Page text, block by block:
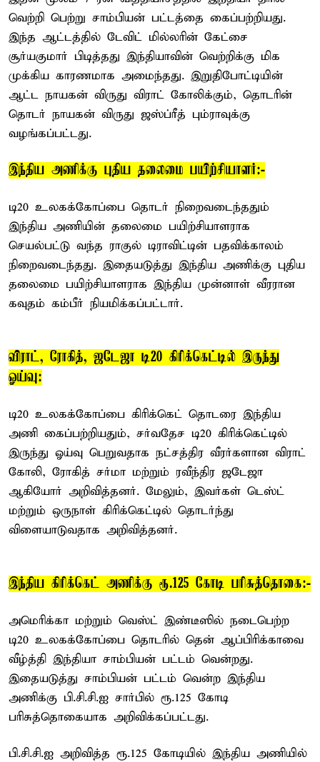
வெற்றி பெற்று சாம்பியன் பட்டத்தை கைப்பற்றியது.
இந்த ஆட்டத்தில் டேவிட் மில்லரின் கேட்சை
சூர்யகுமார் பிடித்தது இந்தியாவின் வெற்றிக்கு மிக
முக்கிய காரணமாக அமைந்தது. இறுதிபோட்டியின்
ஆட்ட நாயகன் விருது விராட் கோலிக்கும், தொடரின்
தொடர் நாயகன் விருது ஜஸ்ப்ரீத் பும்ராவுக்கு
வழங்கப்பட்டது.
இந்திய அணிக்கு புதிய தலைமை பயிற்சியாளர்:-
டி20 உலகக்கோப்பை தொடர் நிறைவடைந்ததும்
இந்திய அணியின் தலைமை பயிற்சியாளராக
செயல்பட்டு வந்த ராகுல் டிராவிட்டின் பதவிக்காலம்
நிறைவடைந்தது. இதையடுத்து இந்திய அணிக்கு புதிய
தலைமை பயிற்சியாளராக இந்திய முன்னாள் வீரரான
கவுதம் கம்பீர் நியமிக்கப்பட்டார்.
விராட், ரோகித், ஜடேஜா டி20 கிரிக்கெட்டில் இருந்து
ஓய்வு:
டி20 உலகக்கோப்பை கிரிக்கெட் தொடரை இந்திய
அணி கைப்பற்றியதும், சர்வதேச டி20 கிரிக்கெட்டில்
இருந்து ஓய்வு பெறுவதாக நட்சத்திர வீரர்களான விராட்
கோலி, ரோகித் சர்மா மற்றும் ரவீந்திர ஜடேஜா
ஆகியோர் அறிவித்தனர். மேலும், இவர்கள் டெஸ்ட்
மற்றும் ஒருநாள் கிரிக்கெட்டில் தொடர்ந்து
விளையாடுவதாக அறிவித்தனர்.
இந்திய கிரிக்கெட் அணிக்கு ரூ.125 கோடி பரிசுத்தொகை:-
அமெரிக்கா மற்றும் வெஸ்ட் இண்டீஸில் நடைபெற்ற
டி20 உலகக்கோப்பை தொடரில் தென் ஆப்பிரிக்காவை
வீழ்த்தி இந்தியா சாம்பியன் பட்டம் வென்றது.
இதையடுத்து சாம்பியன் பட்டம் வென்ற இந்திய
அணிக்கு பி.சி.சி.ஐ சார்பில் ரூ.125 கோடி
பரிசுத்தொகையாக அறிவிக்கப்பட்டது.
பி.சி.சி.ஐ அறிவித்த ரூ.125 கோடியில் இந்திய அணியில்